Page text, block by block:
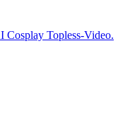
Cosplay Topless-Video.